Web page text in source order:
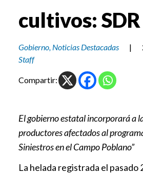
cultivos: SDR
Gobierno, Noticias Destacadas |
Staff
Compartir:
El gobierno estatal incorporará a
productores afectados al
Siniestros en el Campo Poblano”
La helada registrada el pasado